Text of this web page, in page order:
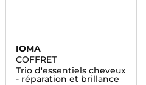
IOMA
COFFRET
Trio d'essentiels cheveux
- réparation et brillance